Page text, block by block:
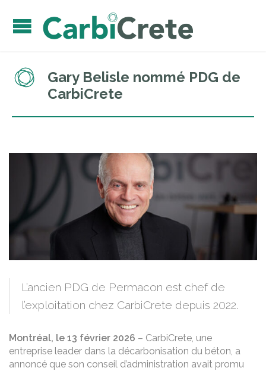
Gary Belisle nommé PDG de
CarbiCrete
L’ancien PDG de Permacon est chef de
l’exploitation chez CarbiCrete depuis 2022.
Montréal, le 13 février 2026 – CarbiCrete, une
entreprise leader dans la décarbonisation du béton, a
annoncé que son conseil d’administration avait promu